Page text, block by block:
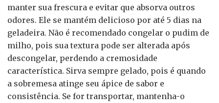
manter sua frescura e evitar que absorva outros
odores. Ele se mantém delicioso por até 5 dias na
geladeira. Não é recomendado congelar o pudim de
milho, pois sua textura pode ser alterada após
descongelar, perdendo a cremosidade
característica. Sirva sempre gelado, pois é quando
a sobremesa atinge seu ápice de sabor e
consistência. Se for transportar, mantenha-o